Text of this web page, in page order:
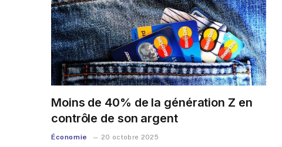
Moins de 40% de la génération Z en
contrôle de son argent
Économie 20 octobre 2025